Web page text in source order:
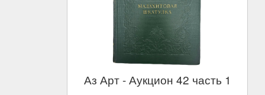
Аз Арт - Аукцион 42 часть 1